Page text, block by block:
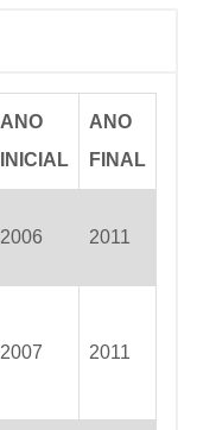
ANO
INICIAL
ANO
FINAL
2006 2011
2007 2011